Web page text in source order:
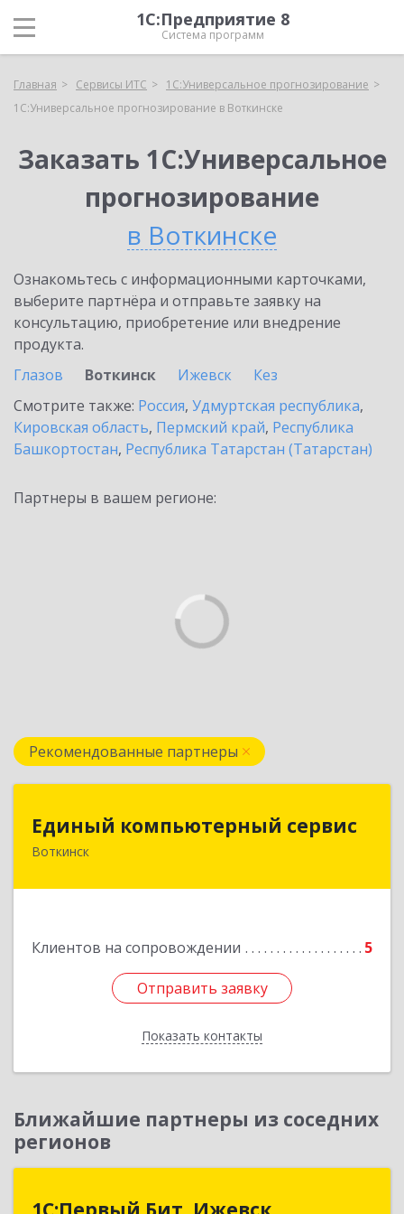
1С:Предприятие 8
Система программ
Главная Сервисы ИТС
1С:Универсальное прогнозирование
1С:Универсальное прогнозирование в Воткинске
Заказать 1С:Универсальное
прогнозирование
в Воткинске
Ознакомьтесь с информационными карточками,
выберите партнёра и отправьте заявку на
консультацию, приобретение или внедрение
продукта.
Глазов
Воткинск Ижевск
Кез
Смотрите также: Россия, Удмуртская республика,
Кировская область, Пермский край, Республика
Башкортостан, Республика Татарстан (Татарстан)
Партнеры в вашем регионе:
Рекомендованные партнеры
Единый компьютерный сервис
Воткинск
Клиентов на сопровождении 5
Отправить заявку
Показать контакты
Единый компьютерный сервис
Отправить заявку
Назад
Ближайшие партнеры из соседних
регионов
1С:Первый Бит, Ижевск